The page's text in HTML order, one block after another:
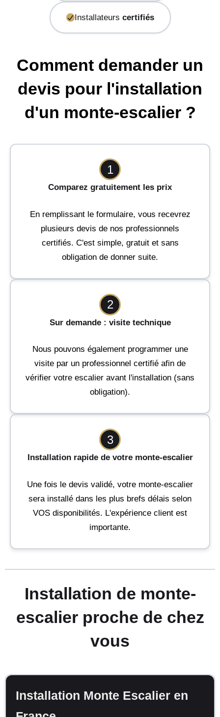
Installateurs certifiés
Comment demander un
devis pour l'installation
d'un monte-escalier ?
1
Comparez gratuitement les prix
En remplissant le formulaire, vous recevrez
plusieurs devis de nos professionnels
certifiés. C'est simple, gratuit et sans
obligation de donner suite.
2
Sur demande : visite technique
Nous pouvons également programmer une
visite par un professionnel certifié afin de
vérifier votre escalier avant l'installation (sans
obligation).
3
Installation rapide de votre monte-escalier
Une fois le devis validé, votre monte-escalier
sera installé dans les plus brefs délais selon
VOS disponibilités. L'expérience client est
importante.
Installation de monte-
escalier proche de chez
vous
Installation Monte Escalier en